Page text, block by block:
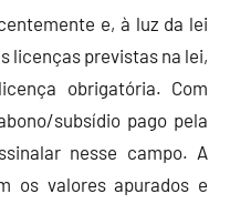
e, à luz da lei
licenças previstas na lei,
obrigatória. Com
subsídio pago pela
nesse campo. A
os valores apurados e